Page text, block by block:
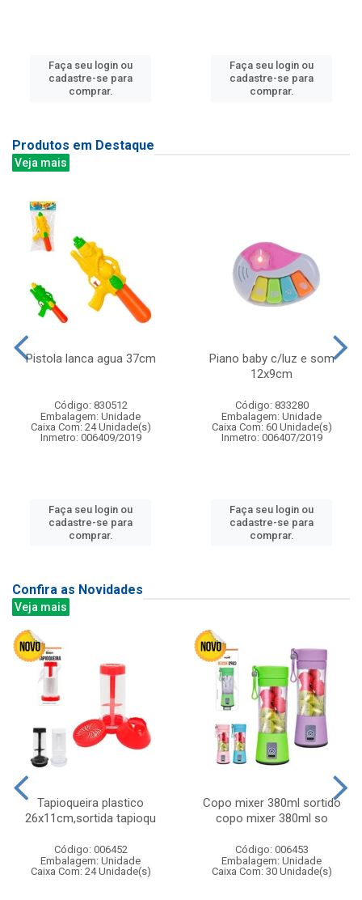
Faça seu login ou
cadastre-se para
comprar.
Faça seu login ou
cadastre-se para
comprar.
Produtos em Destaque
Veja mais
Pistola lanca agua 37cm
Código: 830512
Embalagem: Unidade
Caixa Com: 24 Unidade(s)
Inmetro: 006409/2019
Faça seu login ou
cadastre-se para
comprar.
Piano baby c/luz e som
12x9cm
Código: 833280
Embalagem: Unidade
Caixa Com: 60 Unidade(s)
Inmetro: 006407/2019
Faça seu login ou
cadastre-se para
comprar.
Confira as Novidades
Veja mais
Tapioqueira plastico
26x11cm,sortida tapioqu
Código: 006452
Embalagem: Unidade
Caixa Com: 24 Unidade(s)
Copo mixer 380ml sortido
copo mixer 380ml so
Código: 006453
Embalagem: Unidade
Caixa Com: 30 Unidade(s)